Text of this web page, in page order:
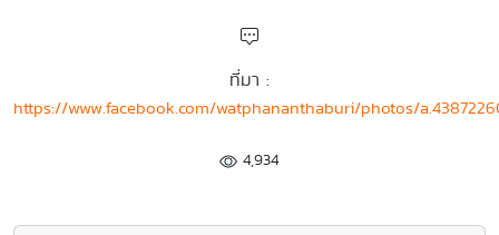
ที่มา :
https://www.facebook.com/watphananthaburi/photos/
4,934